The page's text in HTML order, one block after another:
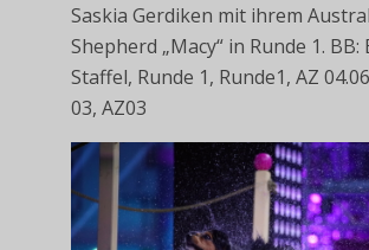
Saskia Gerdiken mit ihrem
Shepherd „Macy“ in Runde 1. BB:
Staffel, Runde 1, Runde1, AZ
03, AZ03